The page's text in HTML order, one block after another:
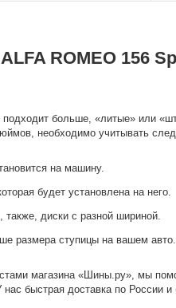
ROMEO 156
подходит больше, «литые» или
необходимо учитывать
на машину.
будет установлена на него.
диски с разной шириной.
размера ступицы на вашем авто.
магазина «Шины.ру», мы
быстрая доставка по России